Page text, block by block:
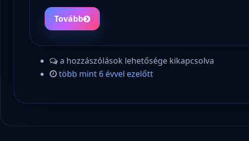
Tovább
a hozzászólások lehetősége kikapcsolva
több mint 6 évvel ezelőtt